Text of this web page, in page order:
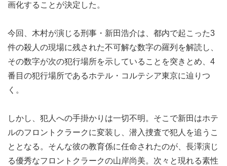
画化することが決定した。
今回、木村が演じる刑事・新田浩介は、都内で起こった3
件の殺人の現場に残された不可解な数字の羅列を解読し、
その数字が次の犯行場所を示していることを突きとめ、4
番目の犯行場所であるホテル・コルテシア東京に辿りつ
く。
しかし、犯人への手掛かりは一切不明。そこで新田はホテ
ルのフロントクラークに変装し、潜入捜査で犯人を追うこ
ととなる。そんな彼の教育係に任命されたのが、長澤演じ
る優秀なフロントクラークの山岸尚美。次々と現れる素性